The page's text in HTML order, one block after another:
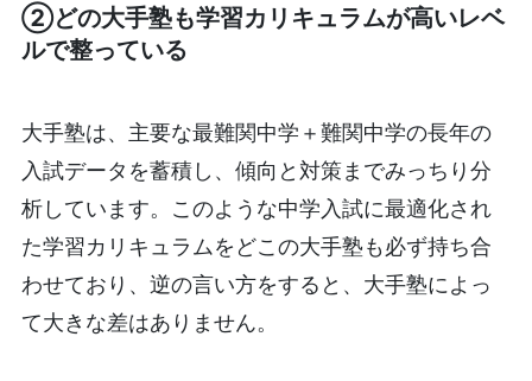
②どの大手塾も学習カリキュラムが高いレベ
ルで整っている
大手塾は、主要な最難関中学＋難関中学の長年の
入試データを蓄積し、傾向と対策までみっちり分
析しています。このような中学入試に最適化され
た学習カリキュラムをどこの大手塾も必ず持ち合
わせており、逆の言い方をすると、大手塾によっ
て大きな差はありません。